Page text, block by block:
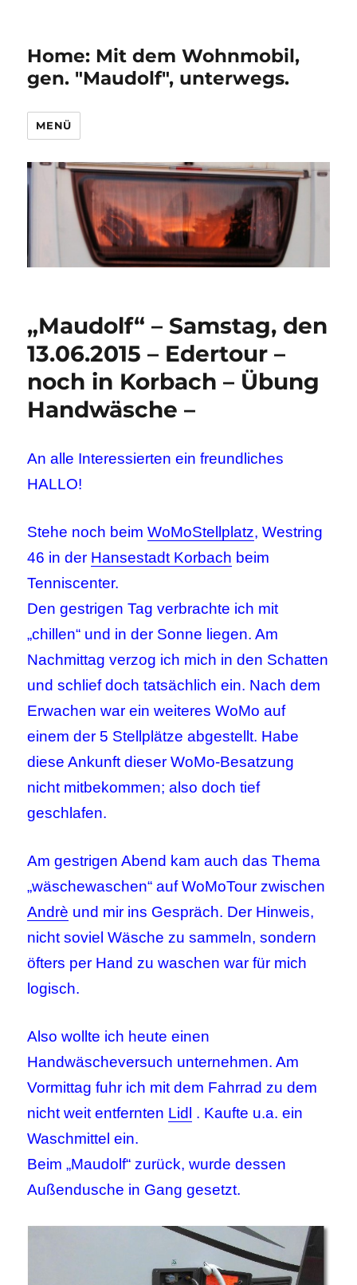
Home: Mit dem Wohnmobil,
gen. "Maudolf", unterwegs.
MENÜ
„Maudolf“ – Samstag, den
13.06.2015 – Edertour –
noch in Korbach – Übung
Handwäsche –
An alle Interessierten ein freundliches
HALLO!
Stehe noch beimWoMoStellplatz, Westring
46 in der Hansestadt Korbach beim
Tenniscenter.
Den gestrigen Tag verbrachte ich mit
„chillen“ und in der Sonne liegen. Am
Nachmittag verzog ich mich in den Schatten
und schlief doch tatsächlich ein. Nach dem
Erwachen war ein weiteres WoMo auf
einem der 5 Stellplätze abgestellt. Habe
diese Ankunft dieser WoMo-Besatzung
nicht mitbekommen; also doch tief
geschlafen.
Am gestrigen Abend kam auch das Thema
„wäschewaschen“ auf WoMoTour zwischen
Andrè und mir ins Gespräch. Der Hinweis,
nicht soviel Wäsche zu sammeln, sondern
öfters per Hand zu waschen war für mich
logisch.
Also wollte ich heute einen
Handwäscheversuch unternehmen. Am
Vormittag fuhr ich mit dem Fahrrad zu dem
nicht weit entfernten Lidl . Kaufte u.a. ein
Waschmittel ein.
Beim „Maudolf“ zurück, wurde dessen
Außendusche in Gang gesetzt.